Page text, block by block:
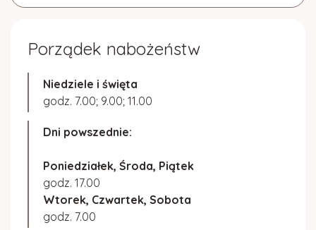
Porządek nabożeństw
Niedziele i święta
godz. 7.00; 9.00; 11.00
Dni powszednie:
Poniedziałek, Środa, Piątek
godz. 17.00
Wtorek, Czwartek, Sobota
godz. 7.00